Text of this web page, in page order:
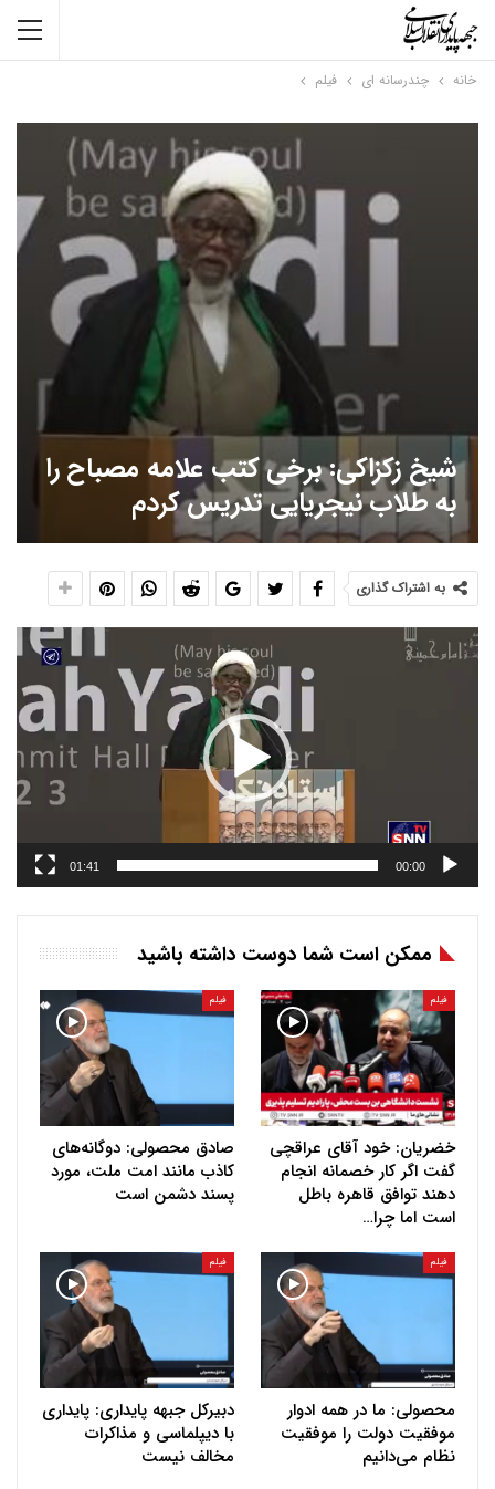
خانه چندرسانه ای فیلم
شیخ زکزاکی: برخی کتب علامه مصباح را
به طلاب نیجریایی تدریس کردم
به اشتراک گذاری
نمایشگر
ویدیو
00:00
01:41
ممکن است شما دوست داشته باشید
فیلم
خضریان: خود آقای عراقچی
گفت اگر کار خصمانه انجام
دهند توافق قاهره باطل
است اما چرا…
فیلم
صادق محصولی: دوگانه‌های
کاذب مانند امت ملت، مورد
پسند دشمن است
فیلم
محصولی: ما در همه ادوار
موفقیت دولت را موفقیت
نظام می‌دانیم
فیلم
دبیرکل جبهه پایداری: پایداری
با دیپلماسی و مذاکرات
مخالف نیست